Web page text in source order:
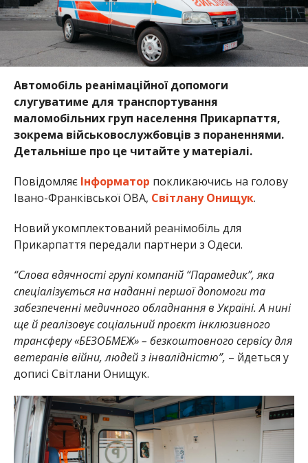
Автомобіль реанімаційної допомоги
слугуватиме для транспортування
маломобільних груп населення Прикарпаття,
зокрема військовослужбовців з пораненнями.
Детальніше про це читайте у матеріалі.
Повідомляє Інформатор покликаючись на голову
Івано-Франківської ОВА, Світлану Онищук.
Новий укомплектований реанімобіль для
Прикарпаття передали партнери з Одеси.
“Слова вдячності групі компаній “Парамедик”, яка
спеціалізується на наданні першої допомоги та
забезпеченні медичного обладнання в Україні. А нині
ще й реалізовує соціальний проєкт інклюзивного
трансферу «БЕЗОБМЕЖ» – безкоштовного сервісу для
ветеранів війни, людей з інвалідністю”, – йдеться у
дописі Світлани Онищук.